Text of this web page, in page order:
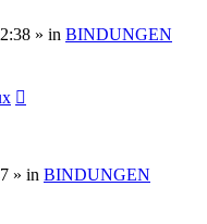
» in BINDUNGEN
» in BINDUNGEN